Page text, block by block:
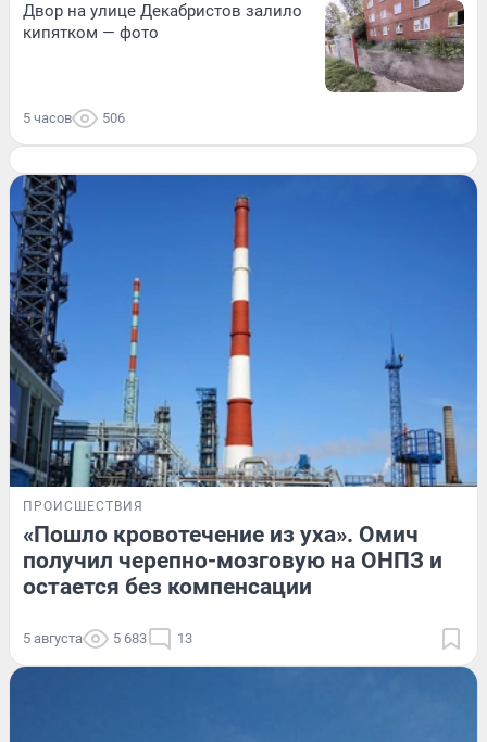
Двор на улице Декабристов залило
кипятком — фото
5 часов 506
ПРОИСШЕСТВИЯ
«Пошло кровотечение из уха». Омич
получил черепно-мозговую на ОНПЗ и
остается без компенсации
5 августа 5 683 13